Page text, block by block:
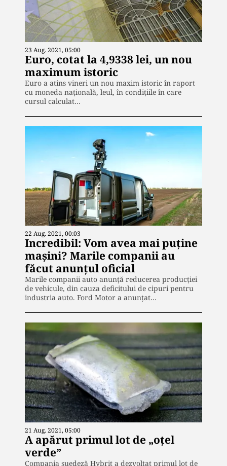
23 Aug. 2021, 05:00
Euro, cotat la 4,9338 lei, un nou
maximum istoric
Euro a atins vineri un nou maxim istoric în raport
cu moneda națională, leul, în condiţiile în care
cursul calculat…
22 Aug. 2021, 00:03
Incredibil: Vom avea mai puține
mașini? Marile companii au
făcut anunțul oficial
Marile companii auto anunţă reducerea producţiei
de vehicule, din cauza deficitului de cipuri pentru
industria auto. Ford Motor a anunţat…
21 Aug. 2021, 05:00
A apărut primul lot de „oțel
verde”
Compania suedeză Hybrit a dezvoltat primul lot de